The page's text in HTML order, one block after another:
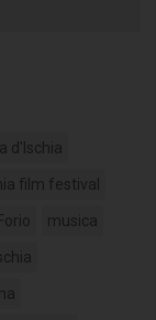
d'Ischia
film festival
Forio musica